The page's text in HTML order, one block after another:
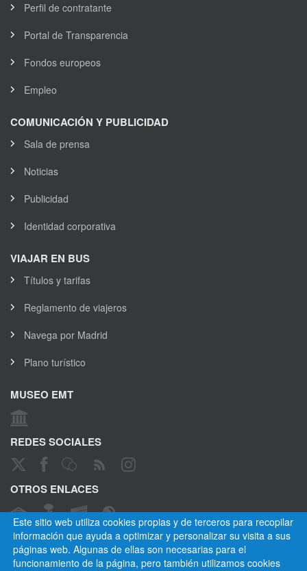
Este sitio web utiliza cookies propias y de terceros para recopilar
información que ayuda a optimizar y personalizar su visita a sus
páginas web. Algunas de ellas son necesarias para el
funcionamiento de la página, pero también utilizamos cookies
Perfil de contratante
Portal de Transparencia
Fondos europeos
Empleo
COMUNICACIÓN Y PUBLICIDAD
Sala de prensa
Noticias
Publicidad
Identidad corporativa
VIAJAR EN BUS
Títulos y tarifas
Reglamento de viajeros
Navega por Madrid
Plano turístico
MUSEO EMT
REDES SOCIALES
OTROS ENLACES
CANAL ÉTICO